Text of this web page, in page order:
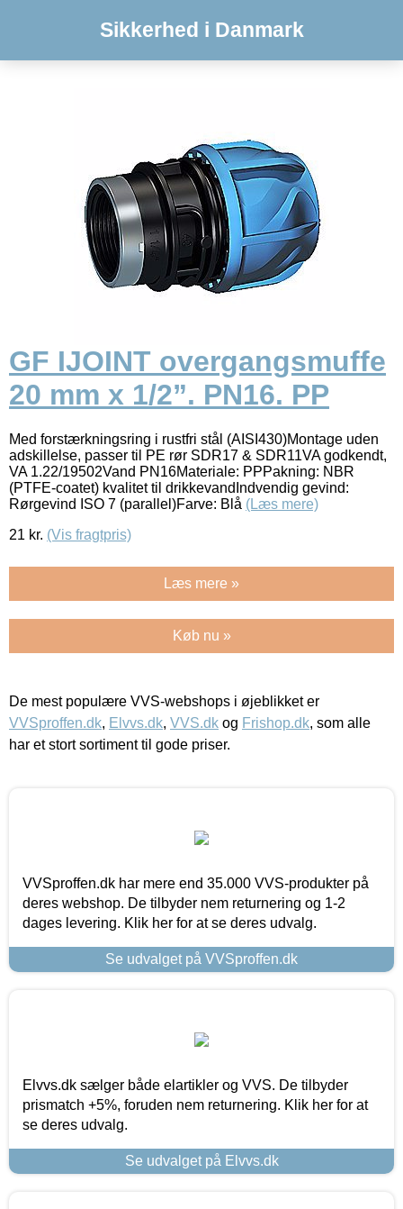
Sikkerhed i Danmark
GF IJOINT overgangsmuffe
20 mm x 1/2”. PN16. PP
Med forstærkningsring i rustfri stål (AISI430)Montage uden
adskillelse, passer til PE rør SDR17 & SDR11VA godkendt,
VA 1.22/19502Vand PN16Materiale: PPPakning: NBR
(PTFE-coatet) kvalitet til drikkevandIndvendig gevind:
Rørgevind ISO 7 (parallel)Farve: Blå (Læs mere)
21 kr. (Vis fragtpris)
Læs mere »
Køb nu »
De mest populære VVS-webshops i øjeblikket er
VVSproffen.dk, Elvvs.dk, VVS.dk og Frishop.dk, som alle
har et stort sortiment til gode priser.
VVSproffen.dk har mere end 35.000 VVS-produkter på
deres webshop. De tilbyder nem returnering og 1-2
dages levering. Klik her for at se deres udvalg.
Se udvalget på VVSproffen.dk
Elvvs.dk sælger både elartikler og VVS. De tilbyder
prismatch +5%, foruden nem returnering. Klik her for at
se deres udvalg.
Se udvalget på Elvvs.dk